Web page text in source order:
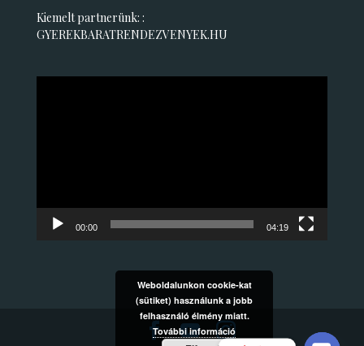
Kiemelt partnerünk: :
GYEREKBARATRENDEZVENYEK.HU
00:00 04:19
Weboldalunkon cookie-kat
(sütiket) használunk a jobb
felhasználó élmény miatt.
További információ